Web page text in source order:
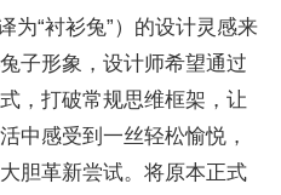
为“衬衫兔”）的设计灵感来
子形象，设计师希望通过
，打破常规思维框架，让
中感受到一丝轻松愉悦，
胆革新尝试。将原本正式